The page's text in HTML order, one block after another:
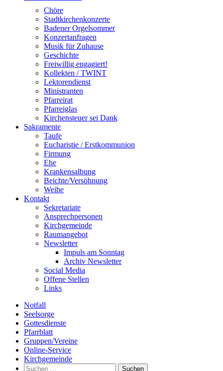
Chöre
Stadtkirchenkonzerte
Badener Orgelsommer
Konzertanfragen
Musik für Zuhause
Geschichte
Freiwillig engagiert!
Kollekten / TWINT
Lektorendienst
Ministranten
Pfarreirat
Pfarreiglas
Kirchensteuer sei Dank
Sakramente
Taufe
Eucharistie / Erstkommunion
Firmung
Ehe
Krankensalbung
Beichte/Versöhnung
Weihe
Kontakt
Sekretariate
Ansprechpersonen
Kirchgemeinde
Raumangebot
Newsletter
Impuls am Sonntag
Archiv Newsletter
Social Media
Offene Stellen
Links
Notfall
Seelsorge
Gottesdienste
Pfarrblatt
Gruppen/Vereine
Online-Service
Kirchgemeinde
Suchen